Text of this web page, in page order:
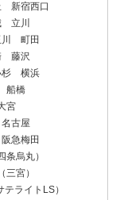
新宿西口
立川
川 町田
藤沢
杉 横浜
船橋
宮
古屋
急梅田
条烏丸）
三宮）
ライトLS）